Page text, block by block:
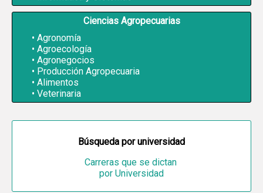
Ciencias Agropecuarias
Agronomía
Agroecología
Agronegocios
Producción Agropecuaria
Alimentos
Veterinaria
Búsqueda por universidad
Carreras que se dictan
por Universidad